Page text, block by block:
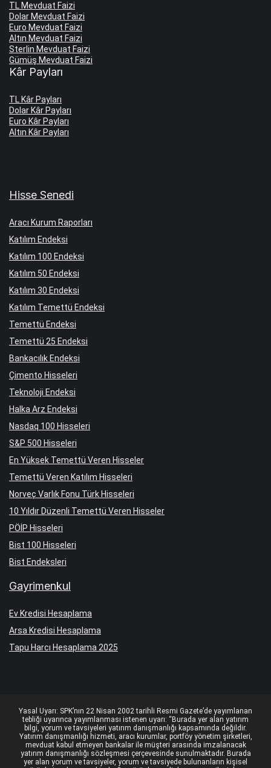
TL Mevduat Faizi
Dolar Mevduat Faizi
Euro Mevduat Faizi
Altın Mevduat Faizi
Sterlin Mevduat Faizi
Gümüş Mevduat Faizi
Kâr Payları
TL Kâr Payları
Dolar Kâr Payları
Euro Kâr Payları
Altın Kâr Payları
Hisse Senedi
Aracı Kurum Raporları
Katılım Endeksi
Katılım 100 Endeksi
Katılım 50 Endeksi
Katılım 30 Endeksi
Katılım Temettü Endeksi
Temettü Endeksi
Temettü 25 Endeksi
Bankacılık Endeksi
Çimento Hisseleri
Teknoloji Endeksi
Halka Arz Endeksi
Nasdaq 100 Hisseleri
S&P 500 Hisseleri
En Yüksek Temettü Veren Hisseler
Temettü Veren Katılım Hisseleri
Norveç Varlık Fonu Türk Hisseleri
10 Yıldır Düzenli Temettü Veren Hisseler
PÖİP Hisseleri
Bist 100 Hisseleri
Bist Endeksleri
Gayrimenkul
Ev Kredisi Hesaplama
Arsa Kredisi Hesaplama
Tapu Harcı Hesaplama 2025
Yasal Uyarı: SPK’nın 22 Nisan 2002 tarihli Resmi Gazete’de yayımlanan
tebliği uyarınca yayımlanması istenen uyarı: “Burada yer alan yatırım
bilgi, yorum ve tavsiyeleri yatırım danışmanlığı kapsamında değildir.
Yatırım danışmanlığı hizmeti, aracı kurumlar, portföy yönetim şirketleri,
mevduat kabul etmeyen bankalar ile müşteri arasında imzalanacak
yatırım danışmanlığı sözleşmesi çerçevesinde sunulmaktadır. Burada
yer alan yorum ve tavsiyeler, yorum ve tavsiyede bulunanların kişisel